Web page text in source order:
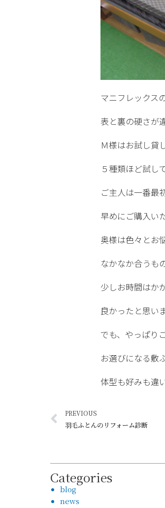
マニフレックス
表と裏の硬さが
Ｍ様はお試し貸
５種類ほど試し
ご主人は一番最
早めにご購入い
奥様は色々とお
なかなか合うも
少しお時間はか
良かったと思いま
でも、やっぱり
お選びになる敷
体型も好みも違
PREVIOUS
羽毛ふとんのリフォーム診断
Categories
blog
news